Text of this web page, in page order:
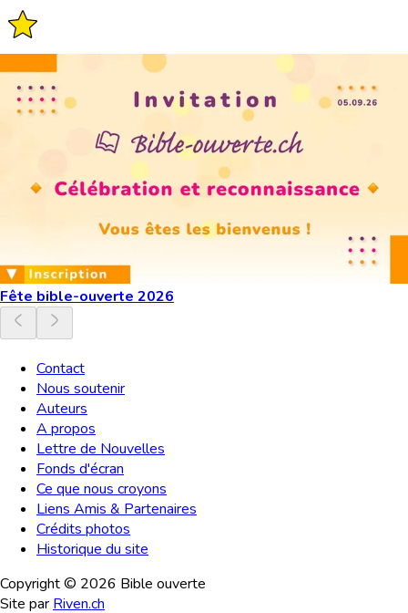
Fête bible-ouverte 2026
Contact
Nous soutenir
Auteurs
A propos
Lettre de Nouvelles
Fonds d'écran
Ce que nous croyons
Liens Amis & Partenaires
Crédits photos
Historique du site
Copyright © 2026 Bible ouverte
Site par Riven.ch